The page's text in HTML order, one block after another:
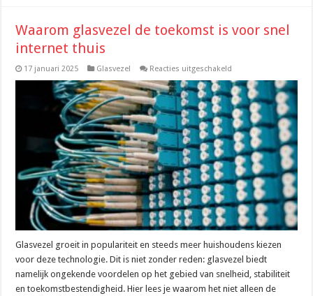
Waarom glasvezel de toekomst is voor snel
internet thuis
17 januari 2025 Glasvezel Reacties uitgeschakeld
glasvezel
de
toekomst
is
voor
snel
internet
thuis
Glasvezel groeit in populariteit en steeds meer huishoudens kiezen
voor deze technologie. Dit is niet zonder reden: glasvezel biedt
namelijk ongekende voordelen op het gebied van snelheid, stabiliteit
en toekomstbestendigheid. Hier lees je waarom het niet alleen de